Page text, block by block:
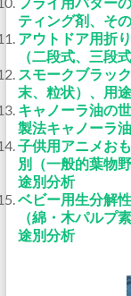
ティング剤、そ
アウトドア用折
（二段式、三段
スモークブラッ
末、粒状）、用
キャノーラ油の
製法キャノーラ
子供用アニメお
別（一般的葉物
途別分析
ベビー用生分解
（綿・木パルプ
途別分析